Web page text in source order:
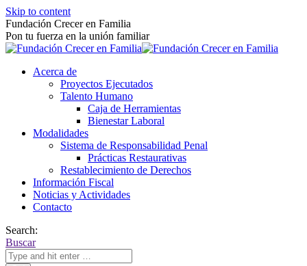
Skip to content
Fundación Crecer en Familia
Pon tu fuerza en la unión familiar
Acerca de
Proyectos Ejecutados
Talento Humano
Caja de Herramientas
Bienestar Laboral
Modalidades
Sistema de Responsabilidad Penal
Prácticas Restaurativas
Restablecimiento de Derechos
Información Fiscal
Noticias y Actividades
Contacto
Search:
Buscar